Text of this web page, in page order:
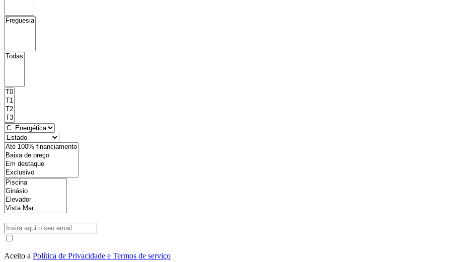
Aceito a Política de Privacidade e Termos de serviço